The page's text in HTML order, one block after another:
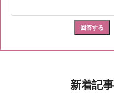
新着記事